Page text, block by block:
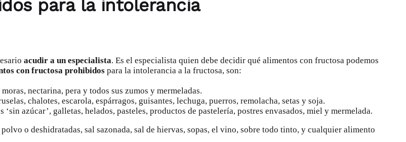
para la intolerancia
acudir a un especialista. Es el especialista quien debe decidir qué alimentos con fructosa podemos
con fructosa prohibidos para la intolerancia a la fructosa, son:
nectarina, pera y todos sus zumos y mermeladas.
chalotes, escarola, espárragos, guisantes, lechuga, puerros, remolacha, setas y soja.
azúcar’, galletas, helados, pasteles, productos de pastelería, postres envasados, miel y mermelada.
o deshidratadas, sal sazonada, sal de hiervas, sopas, el vino, sobre todo tinto, y cualquier alimento